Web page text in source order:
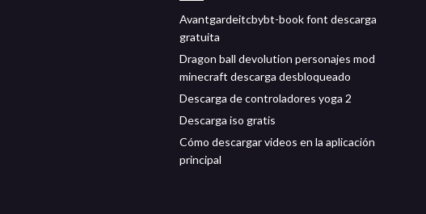
Avantgardeitcbybt-book font descarga
gratuita
Dragon ball devolution personajes mod
minecraft descarga desbloqueado
Descarga de controladores yoga 2
Descarga iso gratis
Cómo descargar videos en la aplicación
principal